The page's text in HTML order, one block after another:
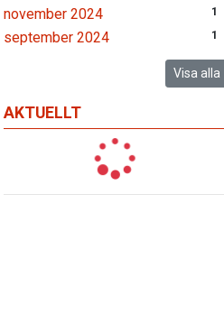
november 2024 1
september 2024 1
Visa alla
AKTUELLT